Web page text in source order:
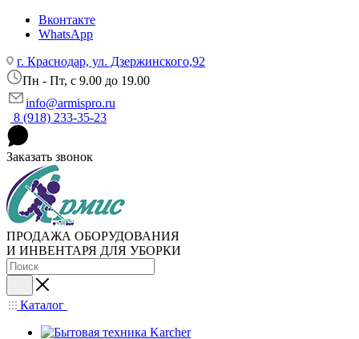
Вконтакте
WhatsApp
г. Краснодар, ул. Дзержинского,92
Пн - Пт, c 9.00 до 19.00
info@armispro.ru
8 (918) 233-35-23
Заказать звонок
ПРОДАЖА ОБОРУДОВАНИЯ
И ИНВЕНТАРЯ ДЛЯ УБОРКИ
Каталог